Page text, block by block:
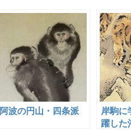
阿波の円山・四条派
岸駒に
躍した